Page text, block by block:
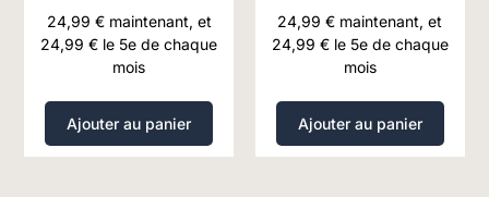
24,99 € maintenant, et
24,99€ le 5e de chaque
mois
Ajouter au panier
24,99€ maintenant, et
24,99 € le 5e de chaque
mois
Ajouter au panier